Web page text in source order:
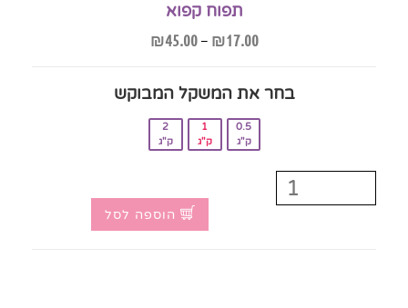
תפוח קפוא
₪17.00
–
₪45.00
בחר את המשקל המבוקש‎
0.5
ק"ג
1
ק"ג
2
ק"ג
הוספה לסל